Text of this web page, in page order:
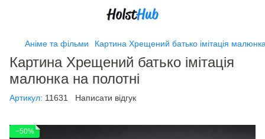
Аніме та фільми Картина Хрещений батько імітація
Картина Хрещений батько імітація
малюнка на полотні
Артикул: 11631 Написати відгук
−50%